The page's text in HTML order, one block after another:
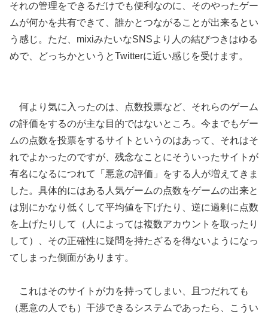
それの管理をできるだけでも便利なのに、そのやったゲー
ムが何かを共有できて、誰かとつながることが出来るとい
う感じ。ただ、mixiみたいなSNSより人の結びつきはゆる
めで、どっちかというとTwitterに近い感じを受けます。
何より気に入ったのは、点数投票など、それらのゲーム
の評価をするのが主な目的ではないところ。今までもゲー
ムの点数を投票をするサイトというのはあって、それはそ
れでよかったのですが、残念なことにそういったサイトが
有名になるにつれて「悪意の評価」をする人が増えてきま
した。具体的にはある人気ゲームの点数をゲームの出来と
は別にかなり低くして平均値を下げたり、逆に過剰に点数
を上げたりして（人によっては複数アカウントを取ったり
して）、その正確性に疑問を持たざるを得ないようになっ
てしまった側面があります。
これはそのサイトが力を持ってしまい、且つだれても
（悪意の人でも）干渉できるシステムであったら、こうい